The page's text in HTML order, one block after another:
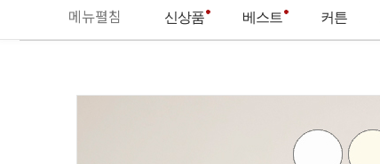
메뉴펼침 신상품 베스트 커튼